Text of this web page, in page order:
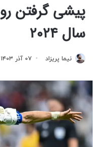
پیشی گرفتن
سال ۲۰۲۴
نیما پریزاد ۰۷ آذر ۱۴۰۳